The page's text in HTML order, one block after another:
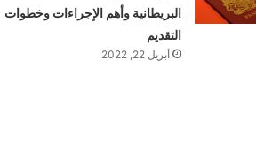
البريطانية وأهم الإجراءات وخطوات
التقديم
أبريل 22, 2022